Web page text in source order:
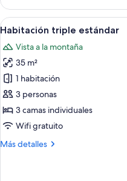
doble
superior
Ver
todas
las
fotos
de
Habitación
triple
estándar
8
Habitación triple estándar
Vista a la montaña
35 m²
1 habitación
3 personas
3 camas individuales
Wifi gratuito
Más detalles
Más